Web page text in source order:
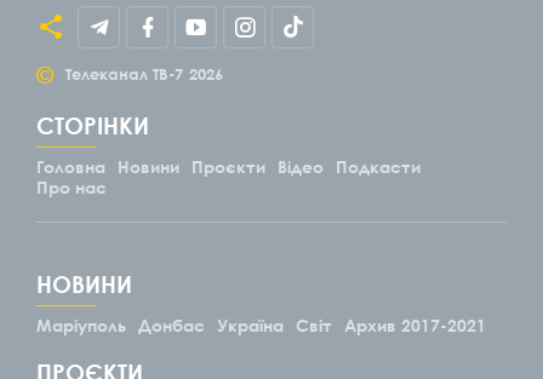
© Телеканал ТВ-7 2026
СТОРІНКИ
Головна Новини Проєкти Відео
Подкасти
Про нас
НОВИНИ
Маріуполь Донбас Україна Світ Архив 2017-2021
ПРОЄКТИ